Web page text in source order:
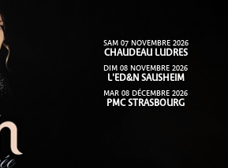
SAM 07 NOVEMBRE 2026
CHAUDEAU LUDRES
DIM 08 NOVEMBRE 2026
L'ED&N SAUSHEIM
MAR 08 DÉCEMBRE 2026
PMC STRASBOURG